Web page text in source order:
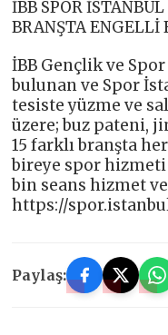
İBB SPOR
BRANŞTA ENGELLİ
İBB Gençlik ve
bulunan ve Spor
tesiste yüzme ve
üzere; buz pateni,
15 farklı branşta
bireye spor hizmeti
bin seans hizmet
https://
Paylaş: